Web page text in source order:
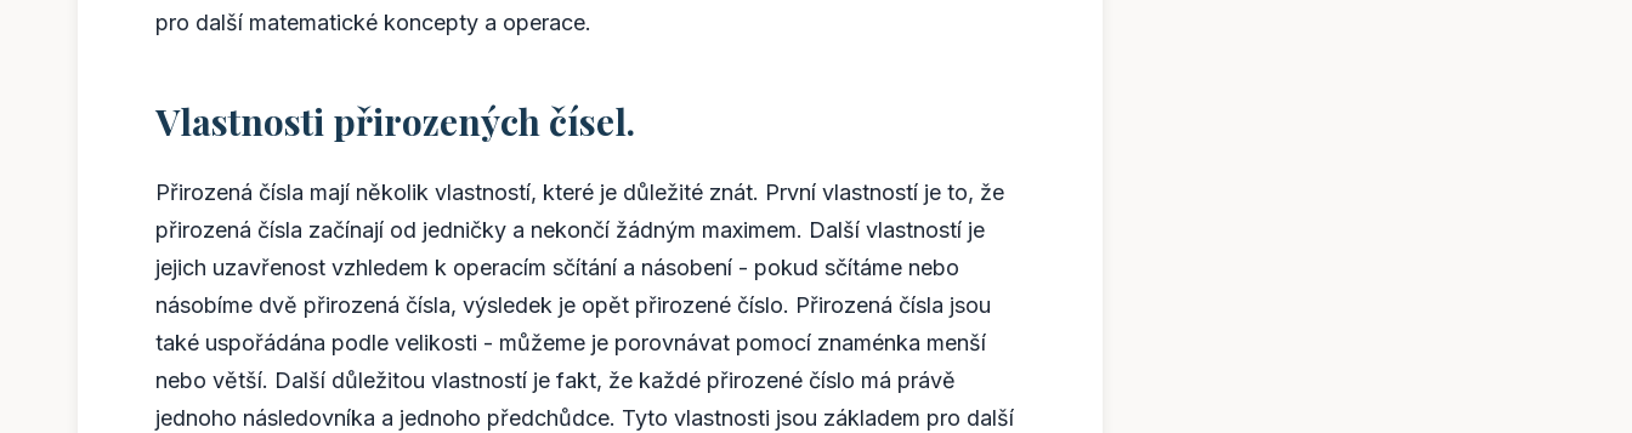
pro další matematické koncepty a operace.
Vlastnosti přirozených čísel.
Přirozená čísla mají několik vlastností, které je důležité znát. První vlastností je to, že
přirozená čísla začínají od jedničky a nekončí žádným maximem. Další vlastností je
jejich uzavřenost vzhledem k operacím sčítání a násobení - pokud sčítáme nebo
násobíme dvě přirozená čísla, výsledek je opět přirozené číslo. Přirozená čísla jsou
také uspořádána podle velikosti - můžeme je porovnávat pomocí znaménka menší
nebo větší. Další důležitou vlastností je fakt, že každé přirozené číslo má právě
jednoho následovníka a jednoho předchůdce. Tyto vlastnosti jsou základem pro další